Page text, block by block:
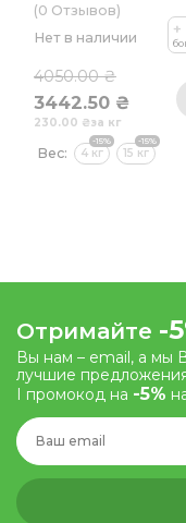
(0 Отзывов)
Нет в наличии
4050.00 ₴
3442.50 ₴
за кг
230.00 ₴
+
Вес:
-15%
4 кг
-15%
15 кг
Отримайте -
Вы нам – email, а мы
лучшие
І промокод на -5%